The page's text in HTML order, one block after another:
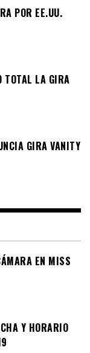
POR EE.UU.
TOTAL LA GIRA
GIRA VANITY
EN MISS
Y HORARIO